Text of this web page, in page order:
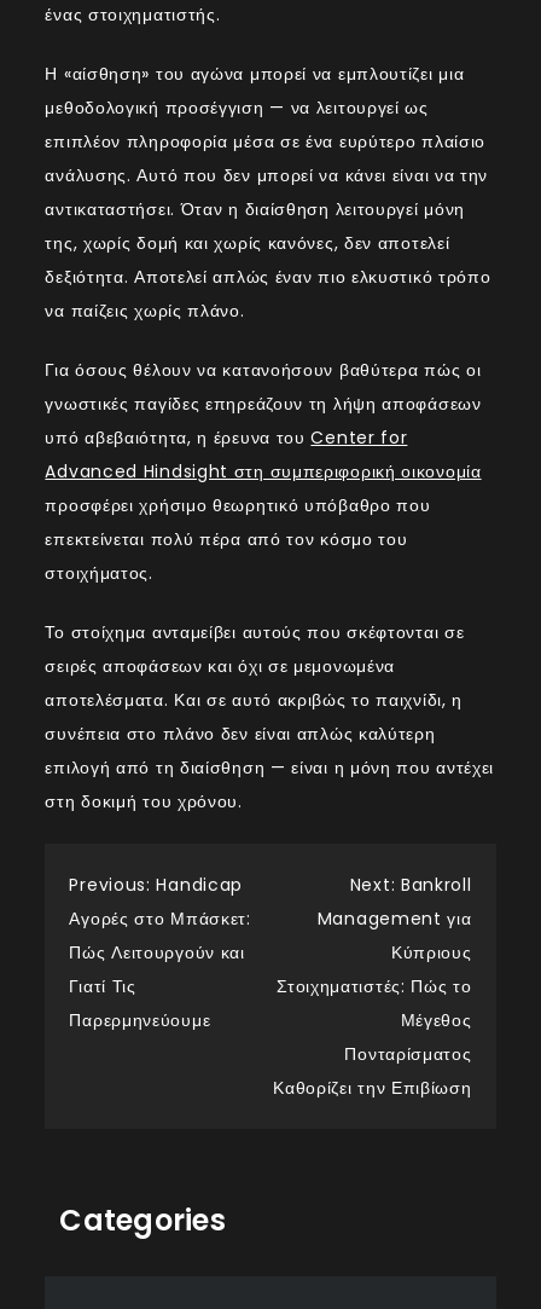
ένας στοιχηματιστής.
Η «αίσθηση» του αγώνα μπορεί να εμπλουτίζει μια
μεθοδολογική προσέγγιση — να λειτουργεί ως
επιπλέον πληροφορία μέσα σε ένα ευρύτερο πλαίσιο
ανάλυσης. Αυτό που δεν μπορεί να κάνει είναι να την
αντικαταστήσει. Όταν η διαίσθηση λειτουργεί μόνη
της, χωρίς δομή και χωρίς κανόνες, δεν αποτελεί
δεξιότητα. Αποτελεί απλώς έναν πιο ελκυστικό τρόπο
να παίζεις χωρίς πλάνο.
Για όσους θέλουν να κατανοήσουν βαθύτερα πώς οι
γνωστικές παγίδες επηρεάζουν τη λήψη αποφάσεων
υπό αβεβαιότητα, η έρευνα τουCenter for
Advanced Hindsight στη συμπεριφορική οικονομία
προσφέρει χρήσιμο θεωρητικό υπόβαθρο που
επεκτείνεται πολύ πέρα από τον κόσμο του
στοιχήματος.
Το στοίχημα ανταμείβει αυτούς που σκέφτονται σε
σειρές αποφάσεων και όχι σε μεμονωμένα
αποτελέσματα. Και σε αυτό ακριβώς το παιχνίδι, η
συνέπεια στο πλάνο δεν είναι απλώς καλύτερη
επιλογή από τη διαίσθηση — είναι η μόνη που αντέχει
στη δοκιμή του χρόνου.
Post
navigation
Previous: Handicap
Αγορές στο Μπάσκετ:
Πώς Λειτουργούν και
Γιατί Τις
Παρερμηνεύουμε
Next: Bankroll
Management για
Κύπριους
Στοιχηματιστές: Πώς το
Μέγεθος
Πονταρίσματος
Καθορίζει την Επιβίωση
Categories